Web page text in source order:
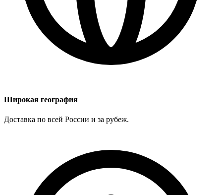
Широкая география
Доставка по всей России и за рубеж.